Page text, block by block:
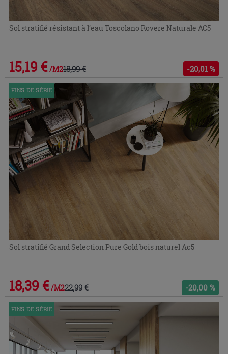
Sol stratifié résistant à l’eau Toscolano Rovere Naturale AC5
15,19 € /M218,99 € -20,01 %
FINS DE SÉRIE
Sol stratifié Grand Selection Pure Gold bois naturel Ac5
18,39 € /M222,99 € -20,00 %
FINS DE SÉRIE